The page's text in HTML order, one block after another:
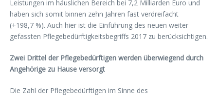
Leistungen im häuslichen Bereich bei 7,2 Milliarden Euro und
haben sich somit binnen zehn Jahren fast verdreifacht
(+198,7 %). Auch hier ist die Einführung des neuen weiter
gefassten Pflegebedürftigkeitsbegriffs 2017 zu berücksichtigen.
Zwei Drittel der Pflegebedürftigen werden überwiegend durch
Angehörige zu Hause versorgt
Die Zahl der Pflegebedürftigen im Sinne des